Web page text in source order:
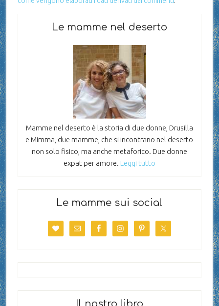
Le mamme nel deserto
Mamme nel deserto è la storia di due donne, Drusilla
e Mimma, due mamme, che si incontrano nel deserto
non solo fisico, ma anche metaforico. Due donne
expat per amore. Leggi tutto
Le mamme sui social